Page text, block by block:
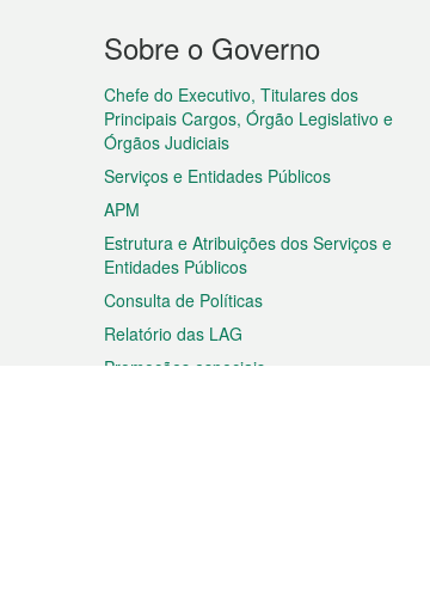
Menu
do
rodapé
Sobre o Governo
Chefe do Executivo, Titulares dos
Principais Cargos, Órgão Legislativo e
Órgãos Judiciais
Serviços e Entidades Públicos
APM
Estrutura e Atribuições dos Serviços e
Entidades Públicos
Consulta de Políticas
Relatório das LAG
Promoções especiais